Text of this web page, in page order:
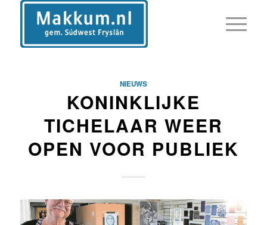
NIEUWS
KONINKLIJKE
TICHELAAR WEER
OPEN VOOR PUBLIEK